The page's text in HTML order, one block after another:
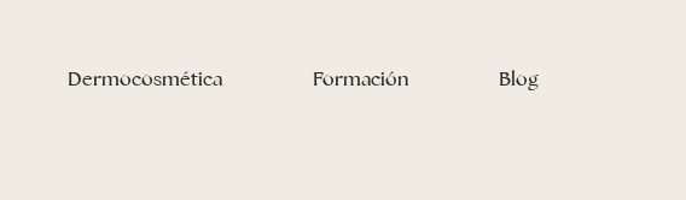
Dermocosmética Formación Blog